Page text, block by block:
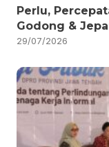
Perlu,
Godong &
29/07/2026